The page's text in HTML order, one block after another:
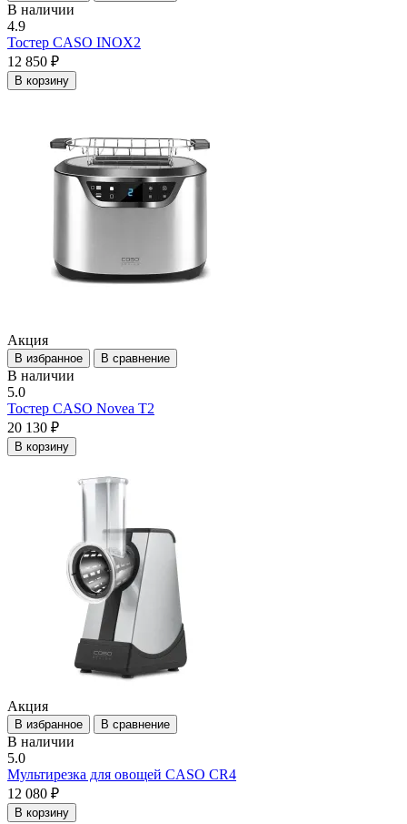
В наличии
4.9
Тостер CASO INOX2
12 850 ₽
В корзину
Акция
В избранное В сравнение
В наличии
5.0
Тостер CASO Novea T2
20 130 ₽
В корзину
Акция
В избранное В сравнение
В наличии
5.0
Мультирезка для овощей CASO CR4
12 080 ₽
В корзину